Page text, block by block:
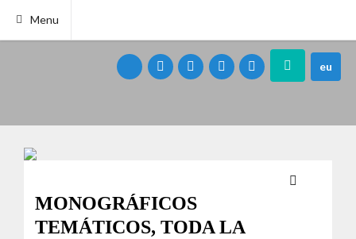
Menu
eu
MONOGRÁFICOS
TEMÁTICOS, TODA LA